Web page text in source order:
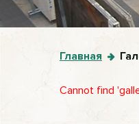
Главная
Cannot find